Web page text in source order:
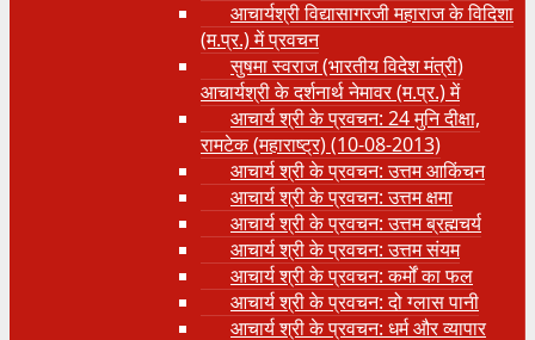
आचार्यश्री विद्यासागरजी महाराज के विदिशा
(म.प्र.) में प्रवचन
सुषमा स्वराज (भारतीय विदेश मंत्री)
आचार्यश्री के दर्शनार्थ नेमावर (म.प्र.) में
आचार्य श्री के प्रवचन: 24 मुनि दीक्षा,
रामटेक (महाराष्ट्र) (10-08-2013)
आचार्य श्री के प्रवचन: उत्तम आकिंचन
आचार्य श्री के प्रवचन: उत्तम क्षमा
आचार्य श्री के प्रवचन: उत्तम ब्रह्मचर्य
आचार्य श्री के प्रवचन: उत्तम संयम
आचार्य श्री के प्रवचन: कर्मों का फल
आचार्य श्री के प्रवचन: दो ग्लास पानी
आचार्य श्री के प्रवचन: धर्म और व्यापार